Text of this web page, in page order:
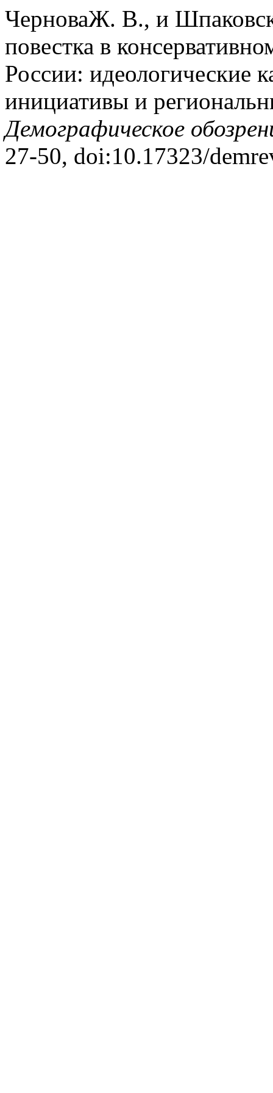
ЧерноваЖ. В., и
повестка в
России: идеологические
инициативы и
Демографическое
27-50, doi:10.17323/